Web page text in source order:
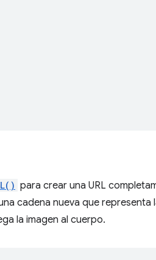
para crear una URL
cadena nueva que representa
la imagen al cuerpo.